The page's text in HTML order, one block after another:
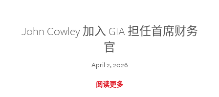
John Cowley 加入 GIA 担任首席财务
官
April 2, 2026
阅读更多